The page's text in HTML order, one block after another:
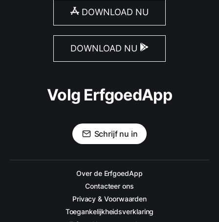
DOWNLOAD NU
DOWNLOAD NU
Volg ErfgoedApp
Schrijf nu in
Over de ErfgoedApp
Contacteer ons
Privacy & Voorwaarden
Toegankelijkheidsverklaring